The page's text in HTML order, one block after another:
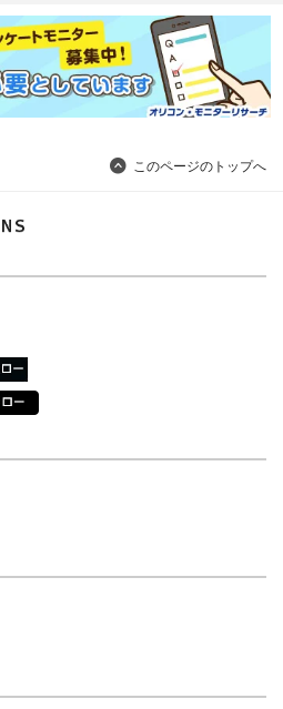
このページのトップへ